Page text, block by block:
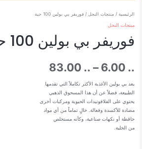
الرئيسية / منتجات النحل / فوريفر بي بولين 100 حبة
منتجات النحل
فوريفر بي بولين 100 حبة
6.00 ..
–
83.00 ..
السعر:
من
يعد بي بولين الأغذية الأكثر تكاملاً التي تقدمها
الطبيعة، فضلاً عن أن هذا المسحوق الذهبي
يحتوي على الفلافونيدات الحيوية ومركبات أخرى
مضادة للأكسدة وفعالة. خالٍ تماماً من أي مواد
حافظة أو نكهات صناعية، وكأنه مستخلص
من الخلية.